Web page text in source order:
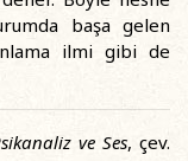
başa gelen
ilmi gibi de
ve Ses, çev.